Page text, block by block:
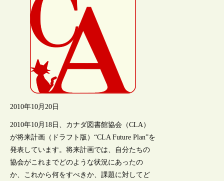
2010年10月20日
2010年10月18日、カナダ図書館協会（CLA）
が将来計画（ドラフト版）“CLA Future Plan”を
発表しています。将来計画では、自分たちの
協会がこれまでどのような状況にあったの
か、これから何をすべきか、課題に対してど